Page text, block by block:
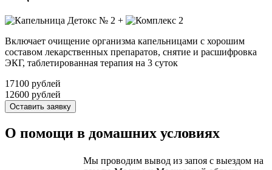
+
Включает очищение организма капельницами с хорошим
составом лекарственных препаратов, снятие и расшифровка
ЭКГ, таблетированная терапия на 3 суток
17100 рублей
12600 рублей
Оставить заявку
О помощи в домашних условиях
Мы проводим вывод из запоя с выездом на